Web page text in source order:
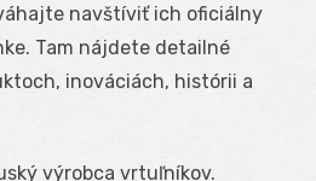
navštíviť ich oficiálny
Tam nájdete detailné
inováciách, histórii a
výrobca vrtuľníkov.